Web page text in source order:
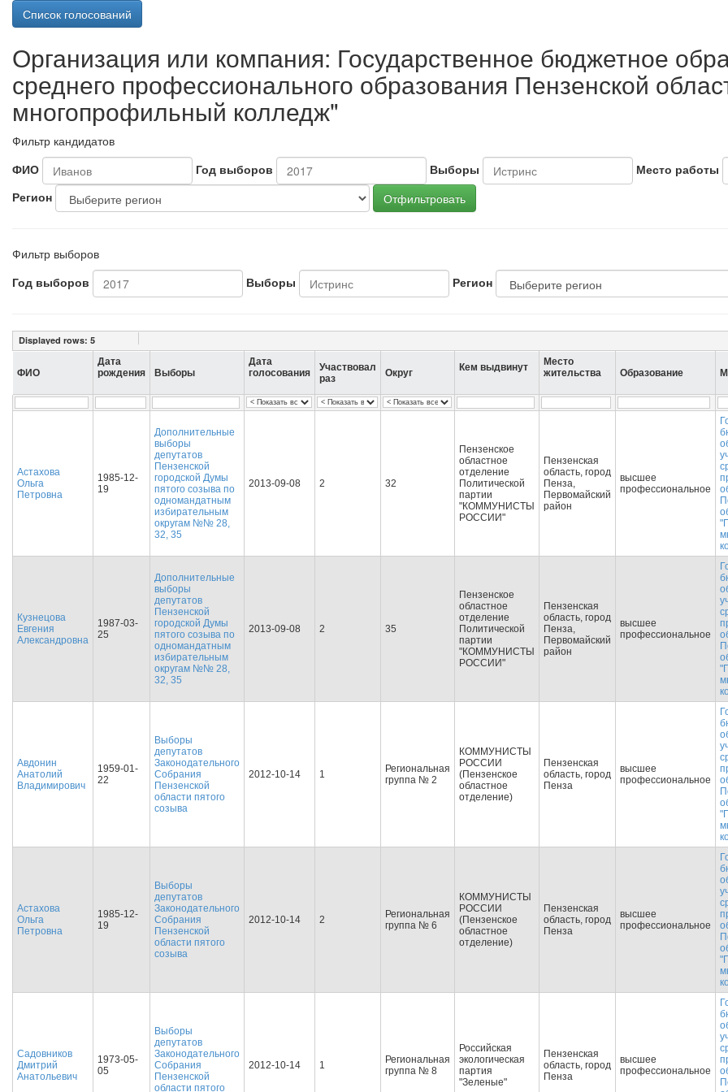
Список голосований
Организация или компания: Государственное бюджетное
среднего профессионального образования Пензенской
многопрофильный колледж"
Фильтр кандидатов
ФИО
Год выборов Выборы
Место работы
Регион
Отфильтровать
Фильтр выборов
Год выборов
Выборы Регион
Displayed rows: 5
ФИО
Дата
рождения
Выборы
Дата
голосования
Участвовал
раз
Округ Кем выдвинут
Место
жительства
Образование
Астахова
Ольга
Петровна
1985-12-
19
Дополнительные
выборы
депутатов
Пензенской
городской Думы
пятого созыва по
одномандатным
избирательным
округам №№ 28,
32, 35
2013-09-08 2 32
Пензенское
областное
отделение
Политической
партии
"КОММУНИСТЫ
РОССИИ"
Пензенская
область, город
Пенза,
Первомайский
район
высшее
профессиональное
Кузнецова
Евгения
Александровна
1987-03-
25
Дополнительные
выборы
депутатов
Пензенской
городской Думы
пятого созыва по
одномандатным
избирательным
округам №№ 28,
32, 35
2013-09-08 2 35
Пензенское
областное
отделение
Политической
партии
"КОММУНИСТЫ
РОССИИ"
Пензенская
область, город
Пенза,
Первомайский
район
высшее
профессиональное
Авдонин
Анатолий
Владимирович
1959-01-
22
Выборы
депутатов
Законодательного
Собрания
Пензенской
области пятого
созыва
2012-10-14 1
Региональная
группа № 2
КОММУНИСТЫ
РОССИИ
(Пензенское
областное
отделение)
Пензенская
область, город
Пенза
высшее
профессиональное
Астахова
Ольга
Петровна
1985-12-
19
Выборы
депутатов
Законодательного
Собрания
Пензенской
области пятого
созыва
2012-10-14 2
Региональная
группа № 6
КОММУНИСТЫ
РОССИИ
(Пензенское
областное
отделение)
Пензенская
область, город
Пенза
высшее
профессиональное
Садовников
Дмитрий
Анатольевич
1973-05-
05
Выборы
депутатов
Законодательного
Собрания
Пензенской
области пятого
2012-10-14 1
Региональная
группа № 8
Российская
экологическая
партия
"Зеленые"
Пензенская
область, город
Пенза
высшее
профессиональное